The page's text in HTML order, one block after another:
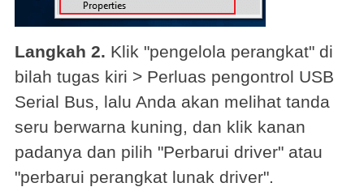
Langkah 2. Klik "pengelola perangkat" di
bilah tugas kiri > Perluas pengontrol USB
Serial Bus, lalu Anda akan melihat tanda
seru berwarna kuning, dan klik kanan
padanya dan pilih "Perbarui driver" atau
"perbarui perangkat lunak driver".